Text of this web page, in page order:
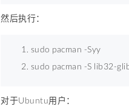
然后执行：
sudo pacman -Syy
sudo pacman -S lib32-
对于Ubuntu用户：